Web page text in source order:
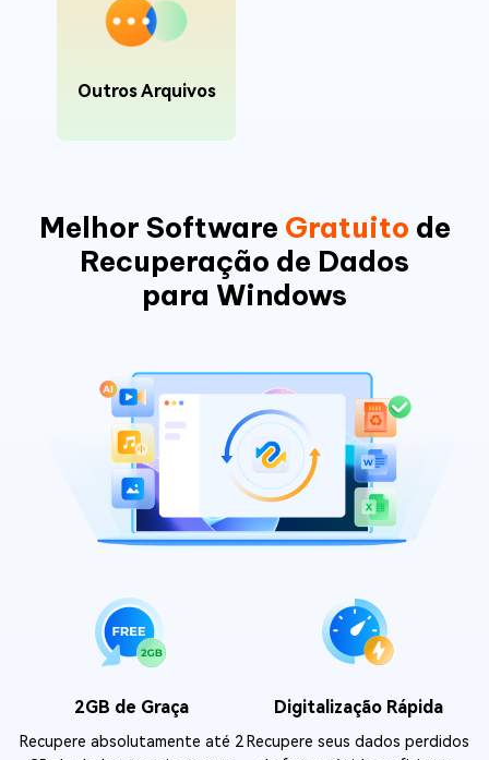
Outros Arquivos
Melhor Software Gratuito de
Recuperação de Dados
para Windows
2GB de Graça
Recupere absolutamente até 2
Digitalização Rápida
Recupere seus dados perdidos